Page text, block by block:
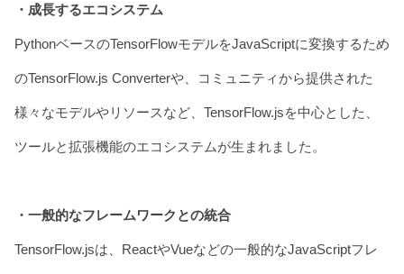
・成長するエコシステム
PythonベースのTensorFlowモデルをJavaScriptに変換するため
のTensorFlow.js Converterや、コミュニティから提供された
様々なモデルやリソースなど、TensorFlow.jsを中心とした、
ツールと拡張機能のエコシステムが生まれました。
・一般的なフレームワークとの統合
TensorFlow.jsは、ReactやVueなどの一般的なJavaScriptフレ